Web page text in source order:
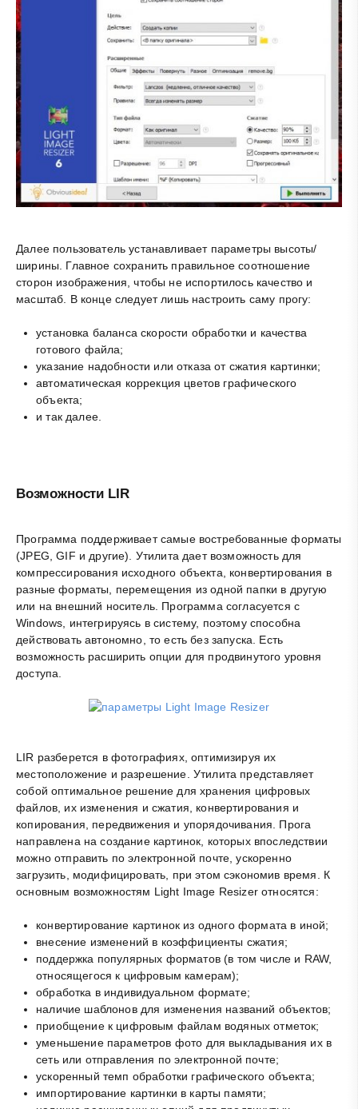
Далее пользователь устанавливает параметры высоты/
ширины. Главное сохранить правильное соотношение
сторон изображения, чтобы не испортилось качество и
масштаб. В конце следует лишь настроить саму прогу:
установка баланса скорости обработки и качества
готового файла;
указание надобности или отказа от сжатия картинки;
автоматическая коррекция цветов графического
объекта;
и так далее.
Возможности LIR
Программа поддерживает самые востребованные форматы
(JPEG, GIF и другие). Утилита дает возможность для
компрессирования исходного объекта, конвертирования в
разные форматы, перемещения из одной папки в другую
или на внешний носитель. Программа согласуется с
Windows, интегрируясь в систему, поэтому способна
действовать автономно, то есть без запуска. Есть
возможность расширить опции для продвинутого уровня
доступа.
LIR разберется в фотографиях, оптимизируя их
местоположение и разрешение. Утилита представляет
собой оптимальное решение для хранения цифровых
файлов, их изменения и сжатия, конвертирования и
копирования, передвижения и упорядочивания. Прога
направлена на создание картинок, которых впоследствии
можно отправить по электронной почте, ускоренно
загрузить, модифицировать, при этом сэкономив время. К
основным возможностям Light Image Resizer относятся:
конвертирование картинок из одного формата в иной;
внесение изменений в коэффициенты сжатия;
поддержка популярных форматов (в том числе и RAW,
относящегося к цифровым камерам);
обработка в индивидуальном формате;
наличие шаблонов для изменения названий объектов;
приобщение к цифровым файлам водяных отметок;
уменьшение параметров фото для выкладывания их в
сеть или отправления по электронной почте;
ускоренный темп обработки графического объекта;
импортирование картинки в карты памяти;